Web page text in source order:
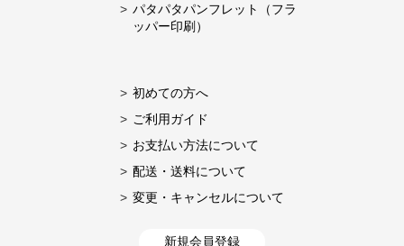
パタパタパンフレット（フラ
ッパー印刷）
初めての方へ
ご利用ガイド
お支払い方法について
配送・送料について
変更・キャンセルについて
新規会員登録